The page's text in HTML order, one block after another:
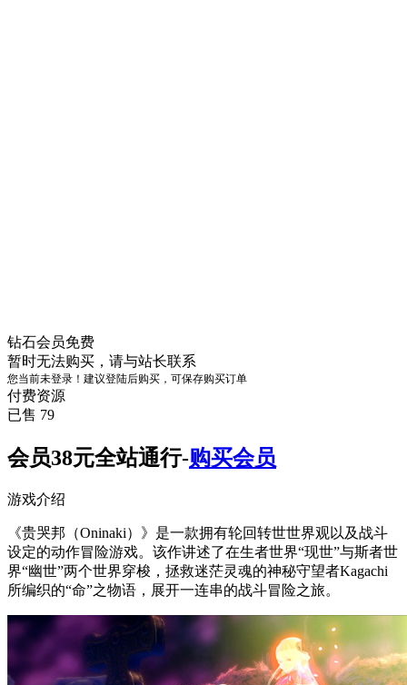
钻石会员免费
暂时无法购买，请与站长联系
您当前未登录！建议登陆后购买，可保存购买订单
付费资源
已售 79
会员38元全站通行-购买会员
游戏介绍
《贵哭邦（Oninaki）》是一款拥有轮回转世世界观以及战斗
设定的动作冒险游戏。该作讲述了在生者世界“现世”与斯者世
界“幽世”两个世界穿梭，拯救迷茫灵魂的神秘守望者Kagachi
所编织的“命”之物语，展开一连串的战斗冒险之旅。